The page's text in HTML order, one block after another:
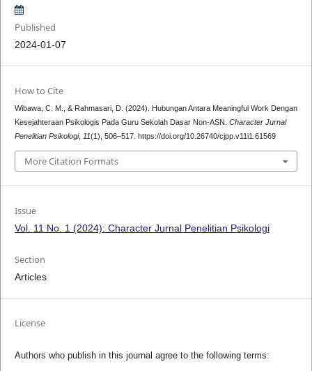
Published
2024-01-07
How to Cite
Wibawa, C. M., & Rahmasari, D. (2024). Hubungan Antara Meaningful Work Dengan
Kesejahteraan Psikologis Pada Guru Sekolah Dasar Non-ASN. Character Jurnal
Penelitian Psikologi, 11(1), 506–517. https://doi.org/10.26740/cjpp.v11i1.61569
More Citation Formats
Issue
Vol. 11 No. 1 (2024): Character Jurnal Penelitian Psikologi
Section
Articles
License
Authors who publish in this journal agree to the following terms: